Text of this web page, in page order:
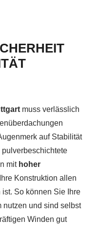
muss verlässlich
auf Stabilität
mit hoher
Konstruktion allen
So können Sie Ihre
nutzen und sind selbst
Winden gut